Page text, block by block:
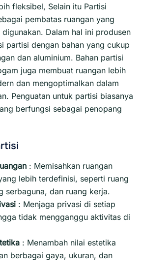
fleksibel, Selain itu Partisi
pembatas ruangan yang
Dalam hal ini produsen
partisi dengan bahan yang cukup
dan aluminium. Bahan partisi
juga membuat ruangan lebih
dan mengoptimalkan dalam
Penguatan untuk partisi biasanya
berfungsi sebagai penopang
: Memisahkan ruangan
lebih terdefinisi, seperti ruang
serbaguna, dan ruang kerja.
: Menjaga privasi di setiap
tidak mengganggu aktivitas di
: Menambah nilai estetika
berbagai gaya, ukuran, dan